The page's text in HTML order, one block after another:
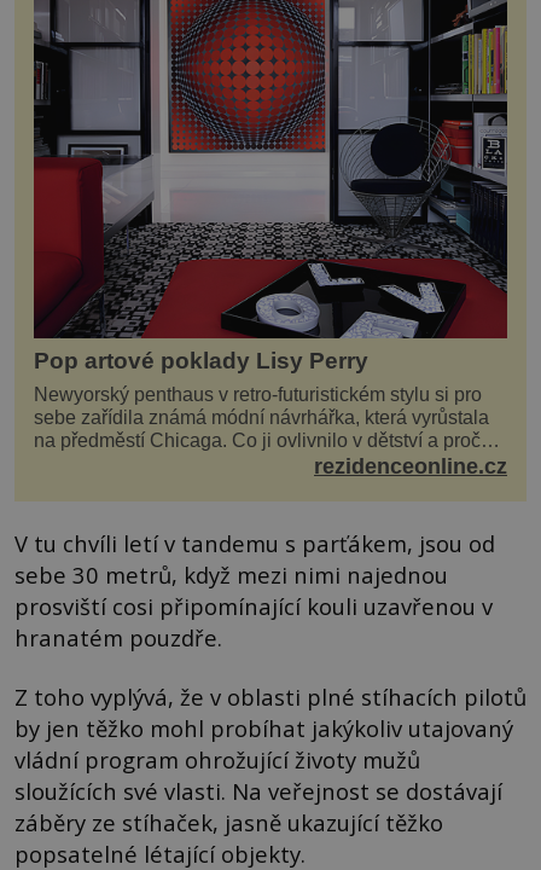
Pop artové poklady Lisy Perry
Newyorský penthaus v retro-futuristickém stylu si pro
sebe zařídila známá módní návrhářka, která vyrůstala
na předměstí Chicaga. Co ji ovlivnilo v dětství a proč
vypadá její domov právě takto? Interié...rezidenceonline.cz
V tu chvíli letí v tandemu s parťákem, jsou od
sebe 30 metrů, když mezi nimi najednou
prosviští cosi připomínající kouli uzavřenou v
hranatém pouzdře.
Z toho vyplývá, že v oblasti plné stíhacích pilotů
by jen těžko mohl probíhat jakýkoliv utajovaný
vládní program ohrožující životy mužů
sloužících své vlasti. Na veřejnost se dostávají
záběry ze stíhaček, jasně ukazující těžko
popsatelné létající objekty.